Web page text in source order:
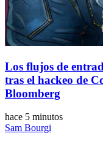
Los flujos de
tras el hackeo de
Bloomberg
hace 5 minutos
Sam Bourgi